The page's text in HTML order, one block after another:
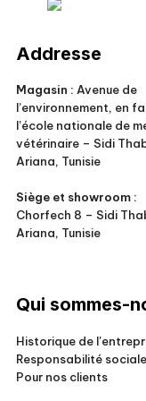
Addresse
Magasin : Avenue de
l’environnement, en
l’école nationale de
vétérinaire – Sidi
Ariana, Tunisie
Siège et showroom :
Chorfech 8 – Sidi
Ariana, Tunisie
Qui sommes-
Historique de
Responsabilité sociale
Pour nos clients